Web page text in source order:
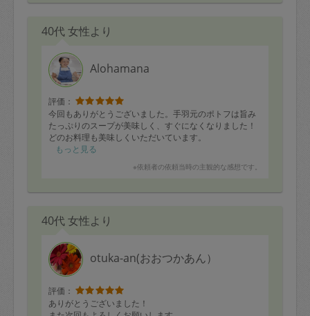
40代 女性より
Alohamana
評価：
今回もありがとうございました。手羽元のポトフは旨み
たっぷりのスープが美味しく、すぐになくなりました！
どのお料理も美味しくいただいています。
もっと見る
※依頼者の依頼当時の主観的な感想です。
40代 女性より
otuka-an(おおつかあん）
評価：
ありがとうございました！